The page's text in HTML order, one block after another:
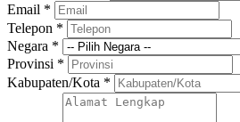
Email *
Telepon *
Negara *
Provinsi *
Kabupaten/Kota *